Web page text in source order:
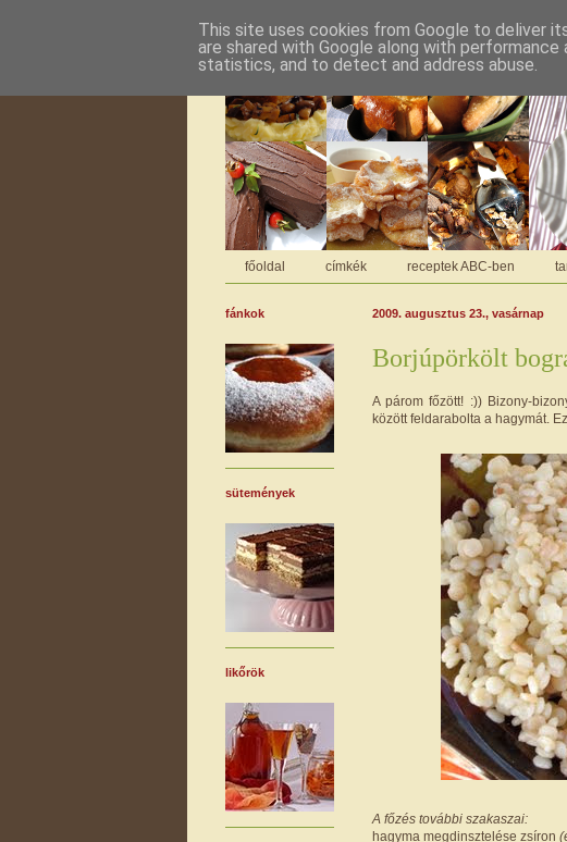
főoldal címkék receptek ABC-ben
2009. augusztus 23., vasárnap
Borjúpörkölt
A párom főzött! :)) Bizony-
között feldarabolta a hagymát.
A főzés további szakaszai:
hagyma megdinsztelése zsíron
fánkok
sütemények
likőrök
This site uses cookies from Google to deliver
are shared with Google along with
statistics, and to detect and address abuse.